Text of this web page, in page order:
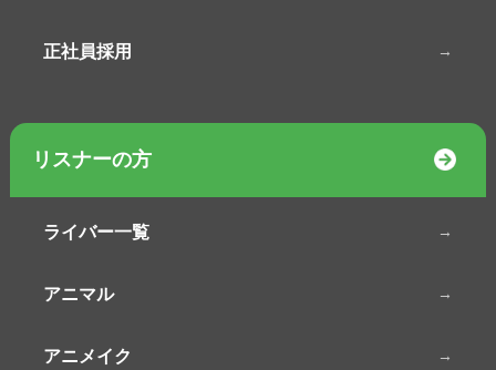
正社員採用
リスナーの方
ライバー一覧
アニマル
アニメイク